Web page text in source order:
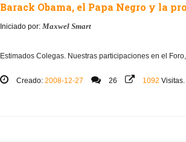
Barack Obama, el Papa Negro y la
Iniciado por: Maxwel Smart
Estimados Colegas. Nuestras participaciones en el
Creado: 2008-12-27 26 1092 Visitas.